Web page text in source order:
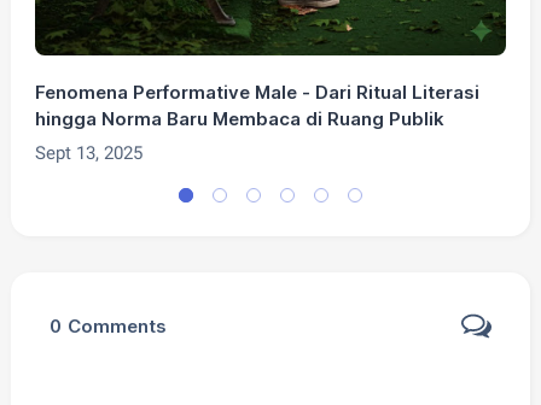
Fenomena Performative Male - Dari Ritual Literasi
hingga Norma Baru Membaca di Ruang Publik
Sept 13, 2025
0 Comments